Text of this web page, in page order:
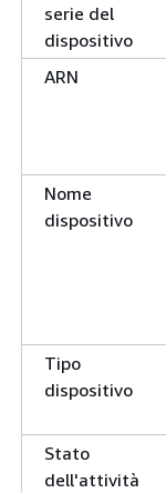
serie del
dispositivo
ARN
Nome
dispositivo
Tipo
dispositivo
Stato
dell'attività